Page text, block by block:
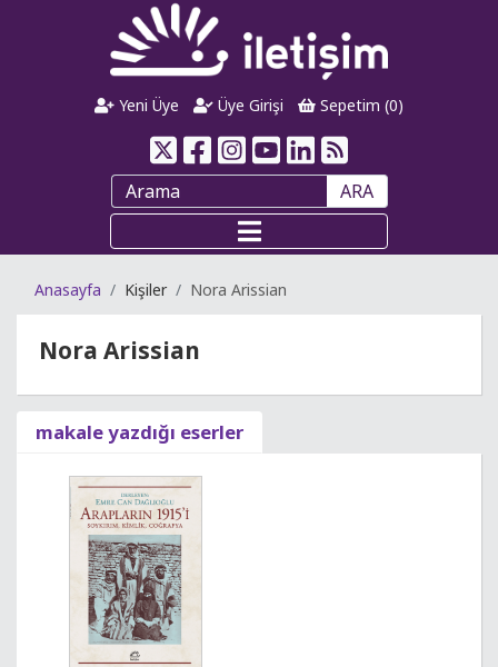
Yeni Üye Üye Girişi Sepetim (0)
ARA
Anasayfa Kişiler Nora Arissian
Nora Arissian
makale yazdığı eserler